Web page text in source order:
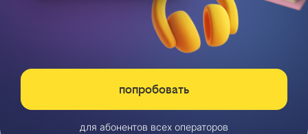
попробовать
для абонентов всех операторов